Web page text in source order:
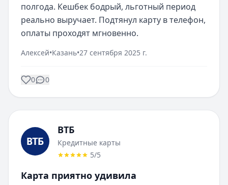
полгода. Кешбек бодрый, льготный период
реально выручает. Подтянул карту в телефон,
оплаты проходят мгновенно.
Алексей•Казань•27 сентября 2025 г.
0 0
ВТБ
Кредитные карты
5/5
Карта приятно удивила